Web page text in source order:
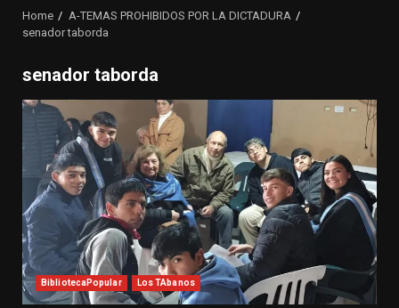
Home
A-TEMAS PROHIBIDOS POR LA DICTADURA
senador taborda
senador taborda
BibliotecaPopular Los TAbanos